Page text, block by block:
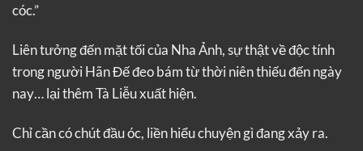
cóc.”
Liên tưởng đến mặt tối của Nha Ảnh, sự thật về độc tính
trong người Hãn Đế đeo bám từ thời niên thiếu đến ngày
nay… lại thêm Tà Liễu xuất hiện.
Chỉ cần có chút đầu óc, liền hiểu chuyện gì đang xảy ra.